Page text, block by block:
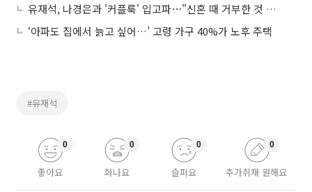
유재석, 나경은과 '커플룩' 입고파⋯"신혼 때 거부한 것 후회"
‘아파도 집에서 늙고 싶어…’ 고령 가구 40%가 노후 주택
#유재석
좋아요
0
화나요
0
슬퍼요
0
추가취재 원해요
0